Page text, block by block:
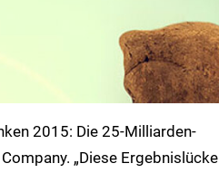
2015: Die 25-Milliarden-
„Diese Ergebnislücke